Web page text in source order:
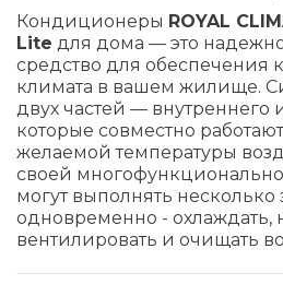
Кондиционеры ROYAL
Lite для дома — это
средство для обеспечения
климата в вашем жилище.
двух частей — внутреннего
которые совместно
желаемой температуры
своей
могут выполнять несколько
одновременно - охлаждать,
вентилировать и очищать